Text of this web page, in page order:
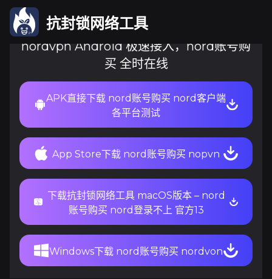
抗封锁网络工具
nordvpn Android 极速接入，nord账号购
买 全时在线
APK直接下载 nord账号购买 nord客户端
各平台测试
App Store下载 nord账号购买 nopvn
下载抗封锁网络工具 macOS版本 – nord
账号购买 nord登录不上 官方13
Windows下载 nord账号购买 nordvon